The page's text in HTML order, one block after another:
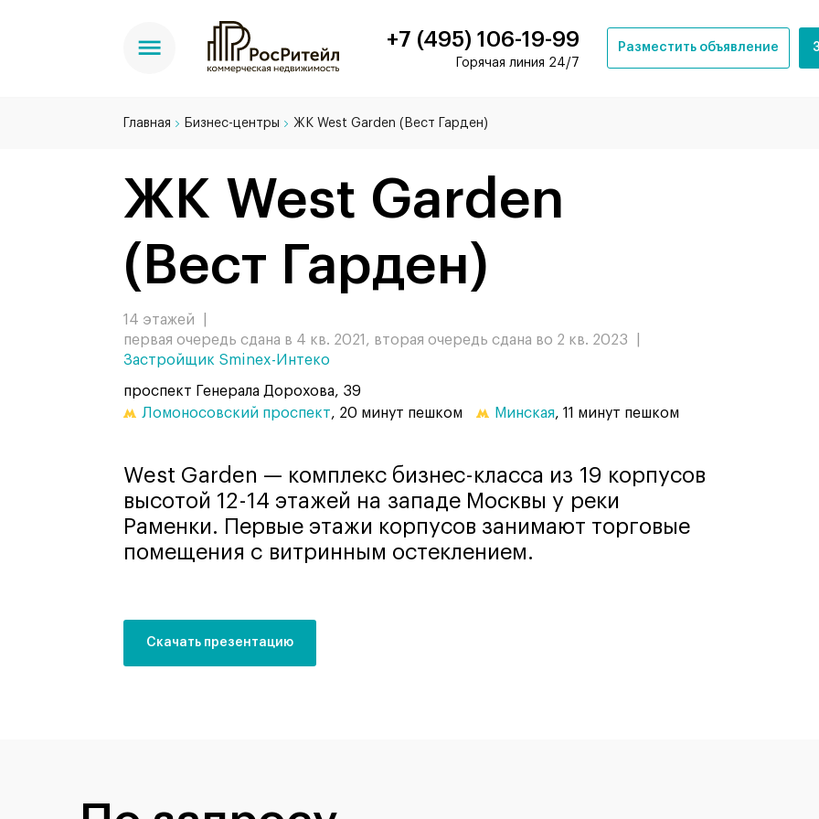
+7 (495) 106-19-99
Горячая линия 24/7
Разместить объявление
Главная Бизнес-центры ЖК West Garden (Вест Гарден)
ЖК West Garden
(Вест Гарден)
14 этажей
первая очередь сдана в 4 кв. 2021, вторая очередь сдана во 2 кв. 2023
Застройщик Sminex-Интеко
проспект Генерала Дорохова, 39
Ломоносовский проспект, 20 минут пешком Минская, 11 минут пешком
West Garden — комплекс бизнес-класса из 19 корпусов
высотой 12-14 этажей на западе Москвы у реки
Раменки. Первые этажи корпусов занимают торговые
помещения с витринным остеклением.
Скачать презентацию